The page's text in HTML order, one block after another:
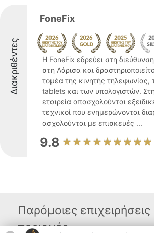
Διακριθέντες
FoneFix
Η FoneFix εδρεύει στη
στη Λάρισα και
τομέα της κινητής τηλεφωνίας,
tablets και των υπολογιστών.
εταιρεία απασχολούνται
τεχνικοί που ενημερώνονται
ασχολούνται με επισκευές ...
9.8
Παρόμοιες
περιοχές